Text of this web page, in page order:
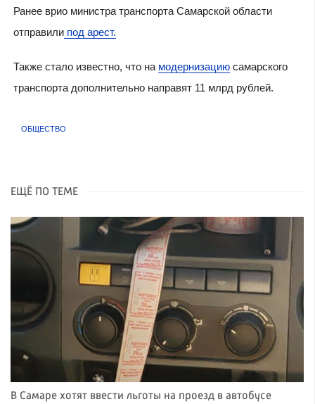
Ранее врио министра транспорта Самарской области
отправилипод арест.
Также стало известно, что на модернизациюсамарского
транспорта дополнительно направят 11 млрд рублей.
ОБЩЕСТВО
ЕЩЁ ПО ТЕМЕ
В Самаре хотят ввести льготы на проезд в автобусе